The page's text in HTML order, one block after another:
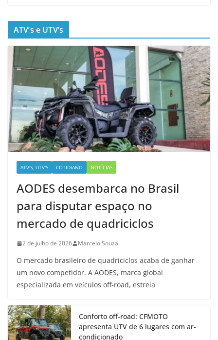
ATV’s e UTV’s
ATV'S, UTV'S COTIDIANO NOTÍCIAS
AODES desembarca no Brasil
para disputar espaço no
mercado de quadriciclos
2 de julho de 2026 Marcelo Souza
O mercado brasileiro de quadriciclos acaba de ganhar
um novo competidor. A AODES, marca global
especializada em veículos off-road, estreia
Conforto off-road: CFMOTO
apresenta UTV de 6 lugares com ar-
condicionado